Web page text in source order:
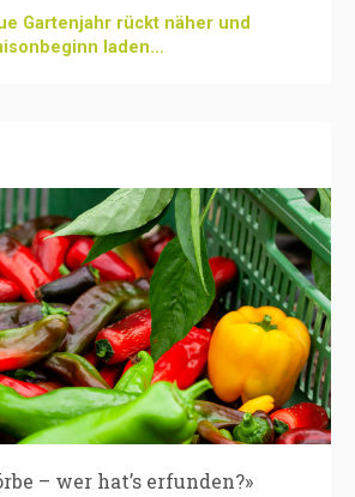
Gartenjahr rückt näher und
laden...
– wer hat’s erfunden?»